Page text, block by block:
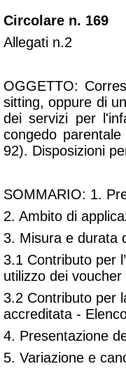
Circolare n. 169
Allegati n.2
OGGETTO:
sitting, oppure di
dei servizi per
congedo
92). Disposizioni
SOMMARIO: 1.
2. Ambito di
3. Misura e durata
3.1 Contributo per
utilizzo dei voucher
3.2 Contributo per
accreditata -
4. Presentazione
5. Variazione e